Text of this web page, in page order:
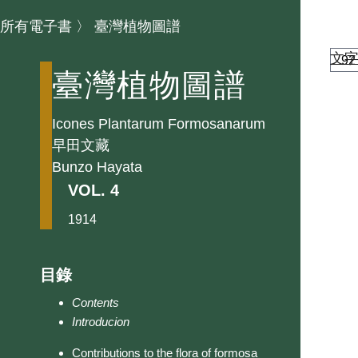
所有電子書 〉 臺灣植物圖譜
臺灣植物圖譜
Icones Plantarum Formosanarum
早田文藏
Bunzo Hayata
VOL. 4
1914
目錄
Contents
Introducion
Contributions to the flora of formosa
文